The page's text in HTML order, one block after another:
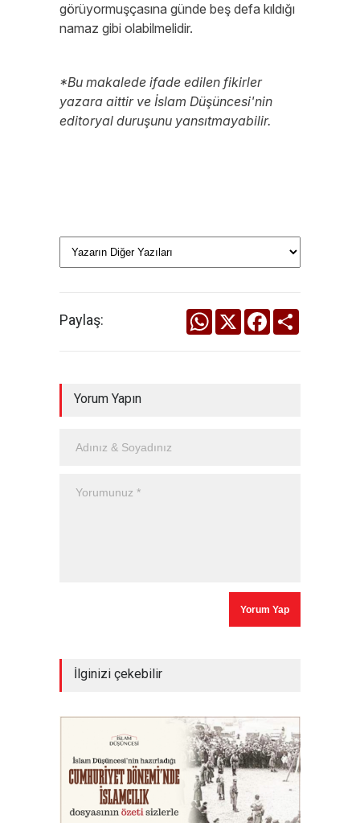
görüyormuşçasına günde beş defa kıldığı
namaz gibi olabilmelidir.
*Bu makalede ifade edilen fikirler
yazara aittir ve İslam Düşüncesi'nin
editoryal duruşunu yansıtmayabilir.
Paylaş: WhatsApp
X Facebook
Yorum Yapın
İlginizi çekebilir